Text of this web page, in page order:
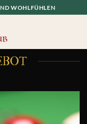
WOHLFÜHLEN